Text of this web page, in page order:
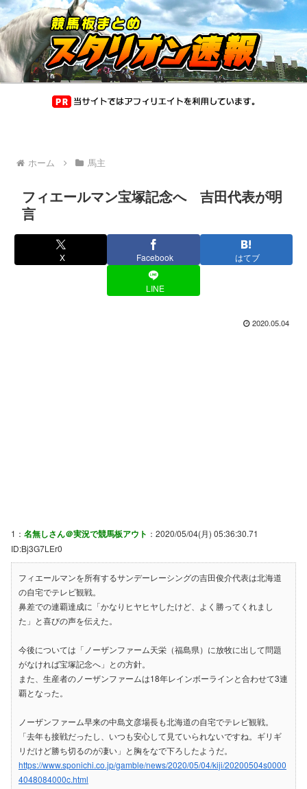
ホーム 馬主
フィエールマン宝塚記念へ 吉田代表が明
言
X Facebook はてブ
LINE
2020.05.04
1： 名無しさん＠実況で競馬板アウト ：2020/05/04(月) 05:36:30.71
ID:Bj3G7LEr0
フィエールマンを所有するサンデーレーシングの吉田俊介代表は北海道
の自宅でテレビ観戦。
鼻差での連覇達成に「かなりヒヤヒヤしたけど、よく勝ってくれまし
た」と喜びの声を伝えた。
今後については「ノーザンファーム天栄（福島県）に放牧に出して問題
がなければ宝塚記念へ」との方針。
また、生産者のノーザンファームは18年レインボーラインと合わせて3連
覇となった。
ノーザンファーム早来の中島文彦場長も北海道の自宅でテレビ観戦。
「去年も接戦だったし、いつも安心して見ていられないですね。ギリギ
リだけど勝ち切るのが凄い」と胸をなで下ろしたようだ。
https://www.sponichi.co.jp/gamble/news/2020/05/04/kiji/20200504s0000
4048084000c.html